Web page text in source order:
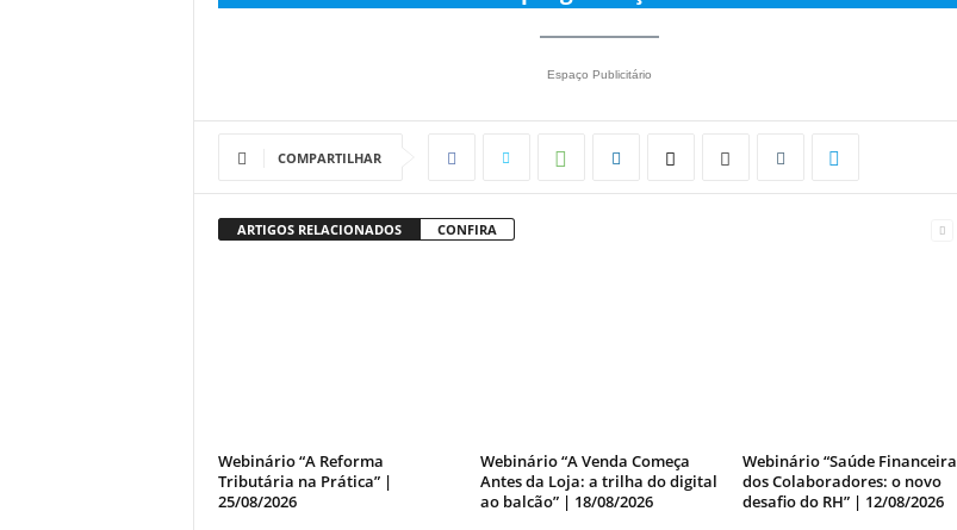
Espaço Publicitário
COMPARTILHAR
ARTIGOS RELACIONADOS CONFIRA
Webinário “A Reforma
Tributária na Prática” |
25/08/2026
Webinário “A Venda Começa
Antes da Loja: a trilha do digital
ao balcão” | 18/08/2026
Webinário “Saúde Financeira
dos Colaboradores: o novo
desafio do RH” | 12/08/2026